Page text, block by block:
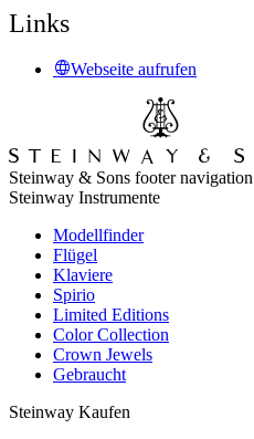
Links
Webseite aufrufen
Steinway & Sons footer navigation
Steinway Instrumente
Modellfinder
Flügel
Klaviere
Spirio
Limited Editions
Color Collection
Crown Jewels
Gebraucht
Steinway Kaufen